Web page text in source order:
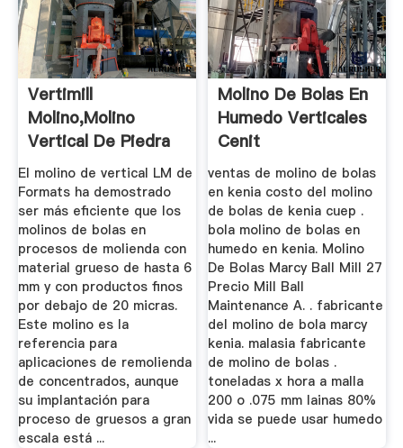
Vertimill
Molino,Molino
Vertical De Piedra
Vertimill
El molino de vertical LM de
Formats ha demostrado
ser más eficiente que los
molinos de bolas en
procesos de molienda con
material grueso de hasta 6
mm y con productos finos
por debajo de 20 micras.
Este molino es la
referencia para
aplicaciones de remolienda
de concentrados, aunque
su implantación para
proceso de gruesos a gran
escala está ...
Molino De Bolas En
Humedo Verticales
Cenit
ventas de molino de bolas
en kenia costo del molino
de bolas de kenia cuep .
bola molino de bolas en
humedo en kenia. Molino
De Bolas Marcy Ball Mill 27
Precio Mill Ball
Maintenance A. . fabricante
del molino de bola marcy
kenia. malasia fabricante
de molino de bolas .
toneladas x hora a malla
200 o .075 mm lainas 80%
vida se puede usar humedo
...